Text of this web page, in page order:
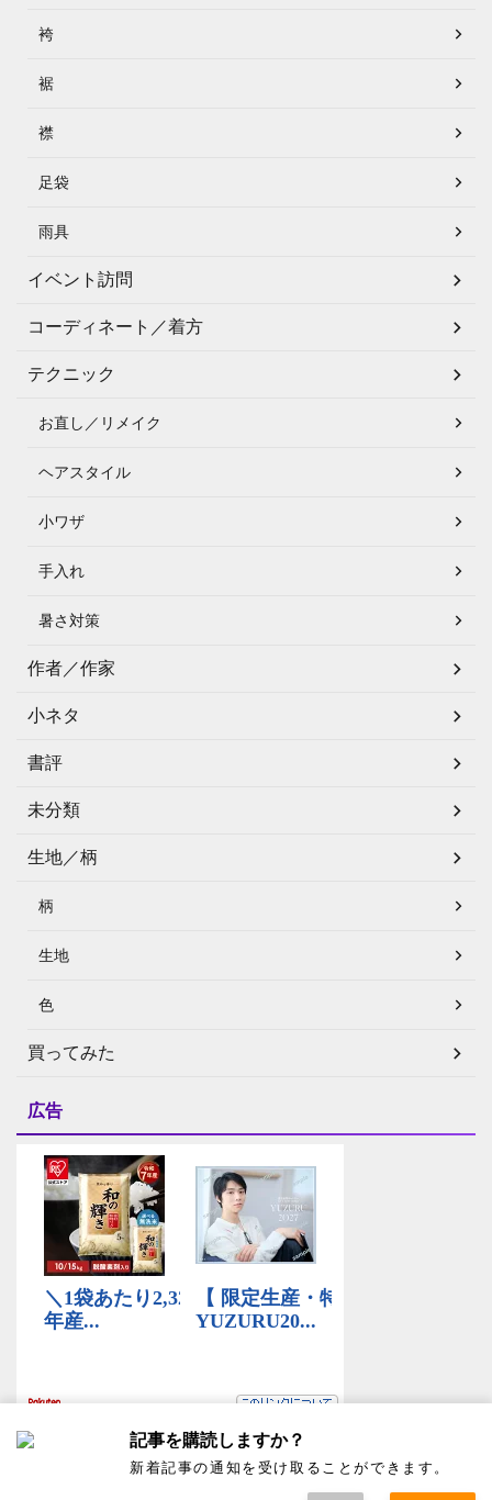
袴
裾
襟
足袋
雨具
イベント訪問
コーディネート／着方
テクニック
お直し／リメイク
ヘアスタイル
小ワザ
手入れ
暑さ対策
作者／作家
小ネタ
書評
未分類
生地／柄
柄
生地
色
買ってみた
広告
記事を購読しますか？
新着記事の通知を受け取ることができます。